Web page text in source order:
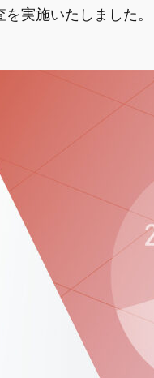
実施いたしました。